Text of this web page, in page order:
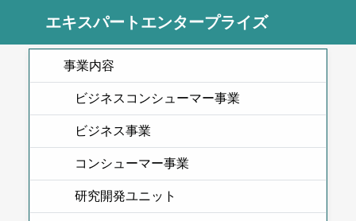
エキスパートエンタープライズ
事業内容
ビジネスコンシューマー事業
ビジネス事業
コンシューマー事業
研究開発ユニット